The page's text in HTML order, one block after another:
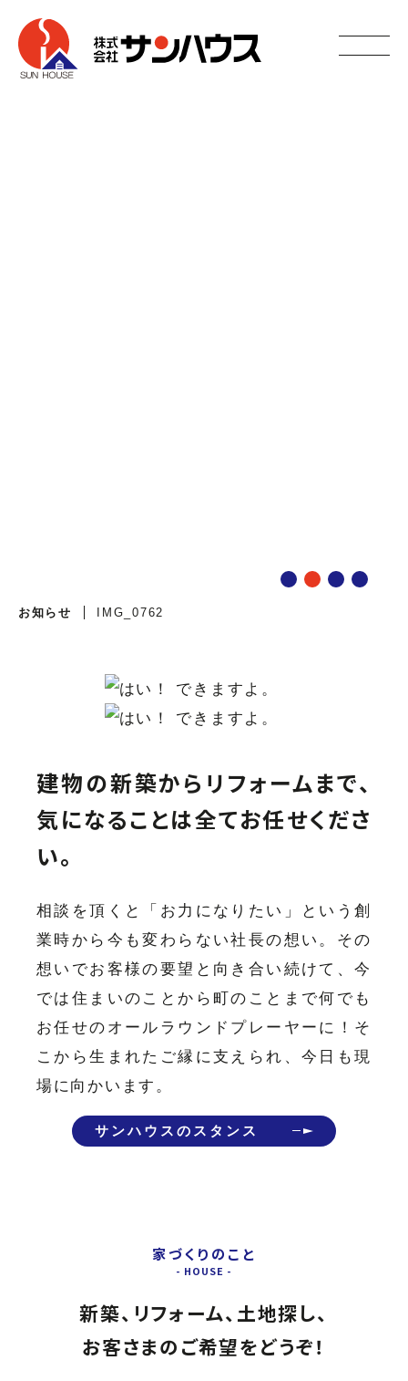
お知らせ
IMG_0762
建物の新築からリフォームまで、
気になることは全てお任せくださ
い。
相談を頂くと「お力になりたい」という創
業時から今も変わらない社長の想い。その
想いでお客様の要望と向き合い続けて、今
では住まいのことから町のことまで何でも
お任せのオールラウンドプレーヤーに！そ
こから生まれたご縁に支えられ、今日も現
場に向かいます。
サンハウスのスタンス
家づくりのこと
新築、リフォーム、土地探し、
お客さまのご希望をどうぞ！